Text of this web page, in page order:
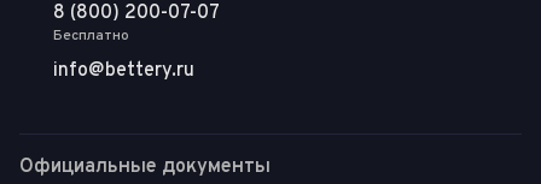
8 (800) 200-07-07
Бесплатно
info@bettery.ru
Официальные документы